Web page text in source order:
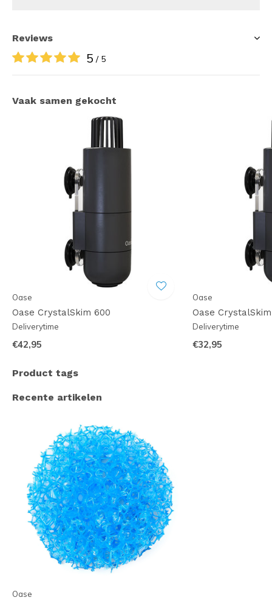
Reviews
5 / 5
Vaak samen gekocht
Oase
Oase CrystalSkim 600
Deliverytime
€42,95
Oase
Oase
Deliverytime
€32,95
Product tags
Recente artikelen
Oase